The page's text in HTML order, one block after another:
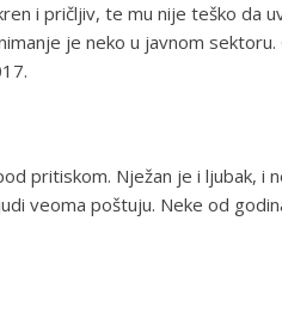
i pričljiv, te mu nije teško da
je neko u javnom
pritiskom. Nježan je i ljubak, i
veoma poštuju. Neke od